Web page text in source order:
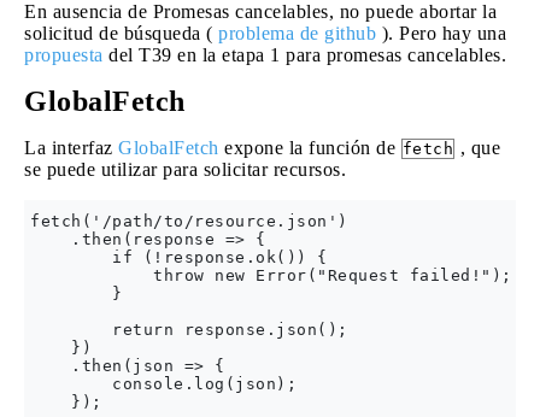
En ausencia de Promesas cancelables, no puede abortar la
solicitud de búsqueda ( problema de github ). Pero hay una
propuesta del T39 en la etapa 1 para promesas cancelables.
GlobalFetch
La interfaz GlobalFetch expone la función de fetch , que
se puede utilizar para solicitar recursos.
fetch('/path/to/resource.json')
    .then(response => {
        if (!response.ok()) {
            throw new Error("Request failed!");
        }
        return response.json();
    })
    .then(json => {
        console.log(json);